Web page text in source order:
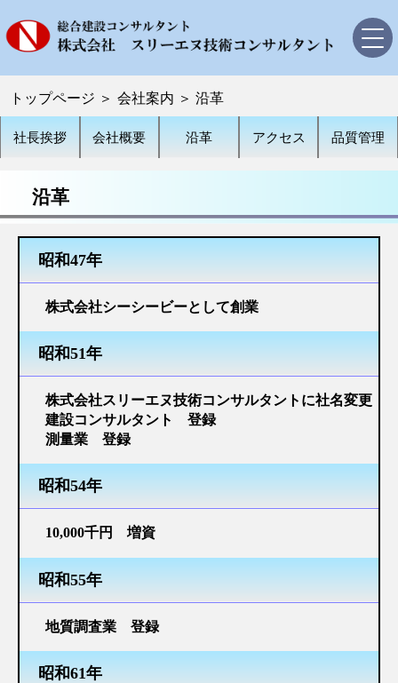
トップページ
会社案内
社長挨拶
沿革
道路設計
河川設計
橋梁設計
その他
CSR（企業の社会的責任）
トップページ ＞ 会社案内 ＞ 沿革
社長挨拶 会社概要 沿革 アクセス 品質管理
沿革
昭和47年
株式会社シーシービーとして創業
昭和51年
株式会社スリーエヌ技術コンサルタントに社名変更
建設コンサルタント 登録
測量業 登録
昭和54年
10,000千円 増資
昭和55年
地質調査業 登録
昭和61年